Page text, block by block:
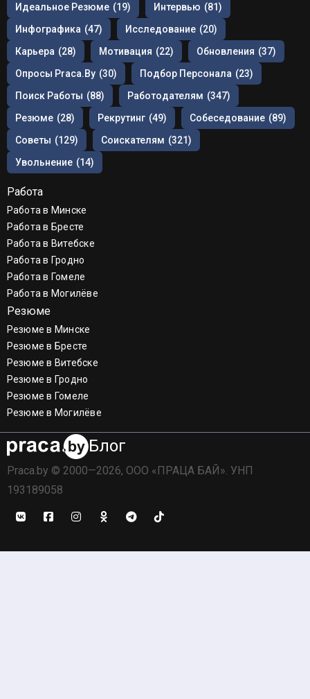
Идеальное Резюме (19) Интервью (81)
Инфографика (47) Исследование (20)
Карьера (28) Мотивация (22) Обновления (37)
Опросы Praca.by (30) Подбор Персонала (23)
Поиск Работы (88) Работодателям (347)
Резюме (28) Рекрутинг (49) Собеседование (89)
Советы (129) Соискателям (321)
Увольнение (14)
Работа
Работа в Минске
Работа в Бресте
Работа в Витебске
Работа в Гродно
Работа в Гомеле
Работа в Могилёве
Резюме
Резюме в Минске
Резюме в Бресте
Резюме в Витебске
Резюме в Гродно
Резюме в Гомеле
Резюме в Могилёве
Блог
Praca.by © 2000—2026, ООО «ПРАЦА БАЙ». УНП
193189058